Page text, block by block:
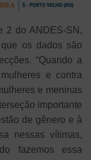
2 do ANDES-SN,
os dados são
“Quando a
e contra
e meninas
importante
de gênero e à
nessas vítimas,
fazemos essa